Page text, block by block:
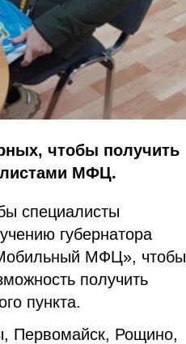
чтобы получить
МФЦ.
специалисты
губернатора
МФЦ», чтобы
получить
пункта.
Первомайск, Рощино,